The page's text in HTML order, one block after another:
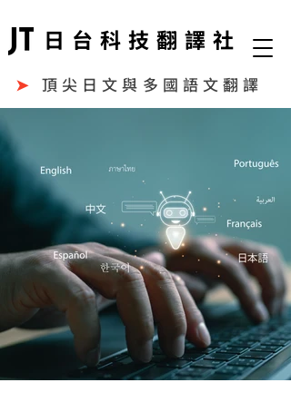
➤ 頂尖日文與多國語文翻譯
日台科技翻譯社